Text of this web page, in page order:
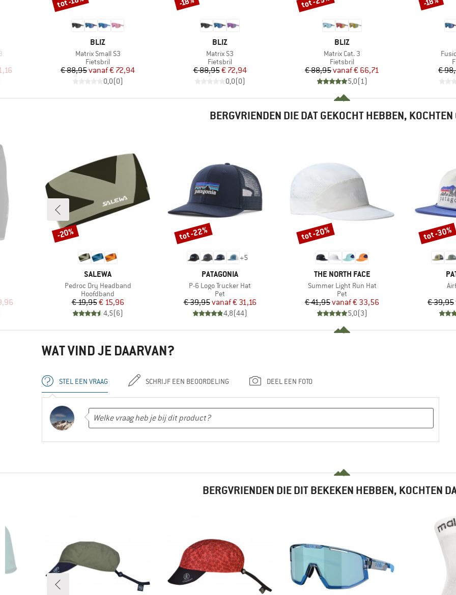
prijs
MERK
BLIZ
Artikel
Matrix Small S3
Productgroep
Fietsbril
Prijs
€ 88,95 Verlaagde prijs
vanaf€ 72,94
0,0(0)
MERK
BLIZ
Artikel
Matrix S3
Productgroep
Fietsbril
Prijs
€ 88,95Verlaagde prijs
€ 72,94
0,0(0)
MERK
BLIZ
Artikel
Matrix Cat. 3
Productgroep
Fietsbril
Prijs
€ 88,95 Verlaagde prijs
vanaf€ 66,71
5,0(1)
€
BERGVRIENDEN DIE DAT GEKOCHT HEBBEN, KOCHTEN
prijs
MERK
SALEWA
Artikel
Pedroc Dry Headband
Productgroep
Hoofdband
Prijs
€ 19,95Verlaagde prijs
€ 15,96
4,5(6)
Korting
-20%
+5
MERK
PATAGONIA
Artikel
P-6 Logo Trucker Hat
Productgroep
Pet
Prijs
€ 39,95 Verlaagde prijs
vanaf€ 31,16
4,8(44)
Korting
tot -22%
MERK
THE NORTH FACE
Artikel
Summer Light Run Hat
Productgroep
Pet
Prijs
€ 41,95 Verlaagde prijs
vanaf€ 33,56
5,0(3)
Korting
tot -20%
€ 39,95
Korting
tot -30%
WAT VIND JE DAARVAN?
STEL EEN VRAAG SCHRIJF EEN BEOORDELING DEEL EEN FOTO
BERGVRIENDEN DIE DIT BEKEKEN HEBBEN, KOCHTEN